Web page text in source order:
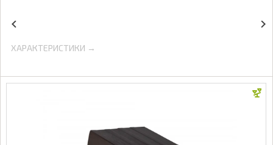
ХАРАКТЕРИСТИКИ →